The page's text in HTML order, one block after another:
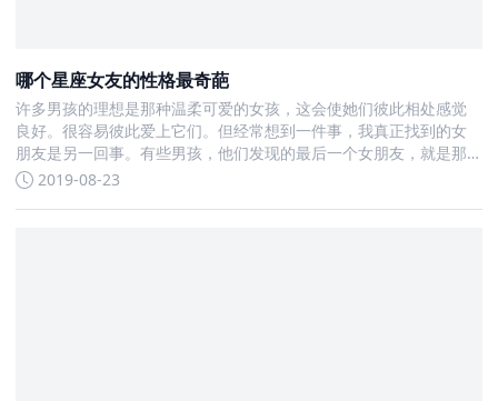
哪个星座女友的性格最奇葩
许多男孩的理想是那种温柔可爱的女孩，这会使她们彼此相处感觉
良好。很容易彼此爱上它们。但经常想到一件事，我真正找到的女
朋友是另一回事。有些男孩，他们发现的最后一个女朋友，就是那
种非常奇怪的人
2019-08-23